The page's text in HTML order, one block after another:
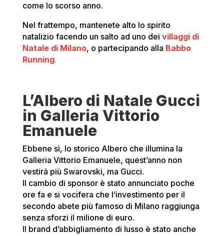
come lo scorso anno.
Nel frattempo, mantenete alto lo spirito
natalizio facendo un salto ad uno dei villaggi di
Natale di Milano, o partecipando alla Babbo
Running.
L’Albero di Natale Gucci
in Galleria Vittorio
Emanuele
Ebbene sì, lo storico Albero che illumina la
Galleria Vittorio Emanuele, quest’anno non
vestirà più Swarovski, ma Gucci.
Il cambio di sponsor è stato annunciato poche
ore fa e si vocifera che l’investimento per il
secondo abete più famoso di Milano raggiunga
senza sforzi il milione di euro.
Il brand d’abbigliamento di lusso è stato anche